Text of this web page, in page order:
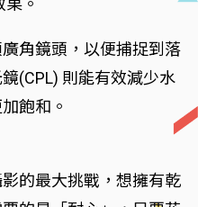
。
角鏡頭，以便捕捉到落
(CPL) 則能有效減少水
飽和。
的最大挑戰，想擁有乾